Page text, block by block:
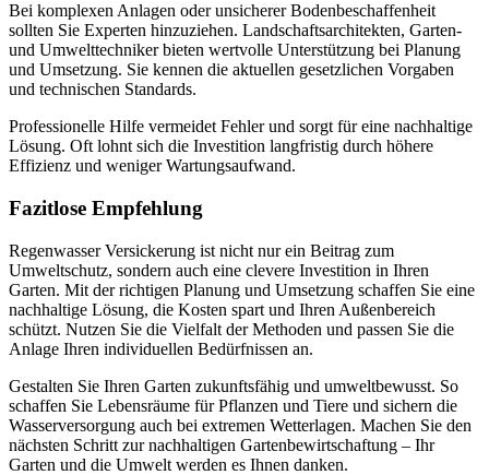
Bei komplexen Anlagen oder unsicherer Bodenbeschaffenheit
sollten Sie Experten hinzuziehen. Landschaftsarchitekten, Garten-
und Umwelttechniker bieten wertvolle Unterstützung bei Planung
und Umsetzung. Sie kennen die aktuellen gesetzlichen Vorgaben
und technischen Standards.
Professionelle Hilfe vermeidet Fehler und sorgt für eine nachhaltige
Lösung. Oft lohnt sich die Investition langfristig durch höhere
Effizienz und weniger Wartungsaufwand.
Fazitlose Empfehlung
Regenwasser Versickerung ist nicht nur ein Beitrag zum
Umweltschutz, sondern auch eine clevere Investition in Ihren
Garten. Mit der richtigen Planung und Umsetzung schaffen Sie eine
nachhaltige Lösung, die Kosten spart und Ihren Außenbereich
schützt. Nutzen Sie die Vielfalt der Methoden und passen Sie die
Anlage Ihren individuellen Bedürfnissen an.
Gestalten Sie Ihren Garten zukunftsfähig und umweltbewusst. So
schaffen Sie Lebensräume für Pflanzen und Tiere und sichern die
Wasserversorgung auch bei extremen Wetterlagen. Machen Sie den
nächsten Schritt zur nachhaltigen Gartenbewirtschaftung – Ihr
Garten und die Umwelt werden es Ihnen danken.